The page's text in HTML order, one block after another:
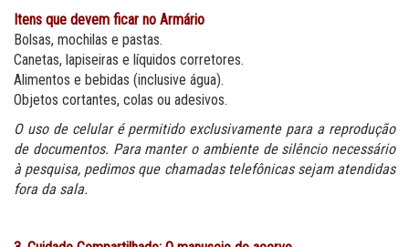
Itens que devem ficar no Armário
Bolsas, mochilas e pastas.
Canetas, lapiseiras e líquidos corretores.
Alimentos e bebidas (inclusive água).
Objetos cortantes, colas ou adesivos.
O uso de celular é permitido exclusivamente para a reprodução
de documentos. Para manter o ambiente de silêncio necessário
à pesquisa, pedimos que chamadas telefônicas sejam atendidas
fora da sala.